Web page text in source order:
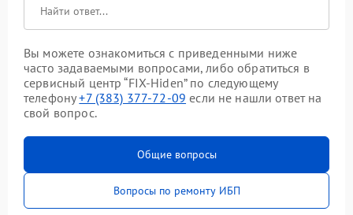
Вы можете ознакомиться с приведенными ниже
часто задаваемыми вопросами, либо обратиться в
сервисный центр “FIX-Hiden” по следующему
телефону+7 (383) 377-72-09 если не нашли ответ на
свой вопрос.
Общие вопросы
Вопросы по ремонту ИБП